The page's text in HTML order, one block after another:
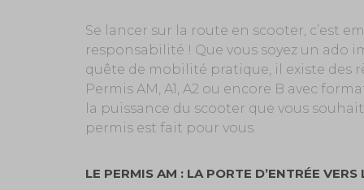
Se lancer sur la route en scooter, c’est
responsabilité ! Que vous soyez un
quête de mobilité pratique, il existe des
Permis AM, A1, A2 ou encore B avec
la puissance du scooter que vous
permis est fait pour vous.
LE PERMIS AM : LA PORTE D’ENTRÉE